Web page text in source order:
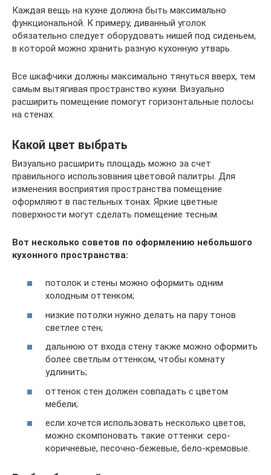
Каждая вещь на кухне должна быть максимально
функциональной. К примеру, диванный уголок
обязательно следует оборудовать нишей под сиденьем,
в которой можно хранить разную кухонную утварь.
Все шкафчики должны максимально тянуться вверх, тем
самым вытягивая пространство кухни. Визуально
расширить помещение помогут горизонтальные полосы
на стенах.
Какой цвет выбрать
Визуально расширить площадь можно за счет
правильного использования цветовой палитры. Для
изменения восприятия пространства помещение
оформляют в пастельных тонах. Яркие цветные
поверхности могут сделать помещение тесным.
Вот несколько советов по оформлению небольшого
кухонного пространства:
потолок и стены можно оформить одним
холодным оттенком;
низкие потолки нужно делать на пару тонов
светлее стен;
дальнюю от входа стену также можно оформить
более светлым оттенком, чтобы комнату
удлинить;
оттенок стен должен совпадать с цветом
мебели;
если хочется использовать несколько цветов,
можно скомпоновать такие оттенки: серо-
коричневые, песочно-бежевые, бело-кремовые.